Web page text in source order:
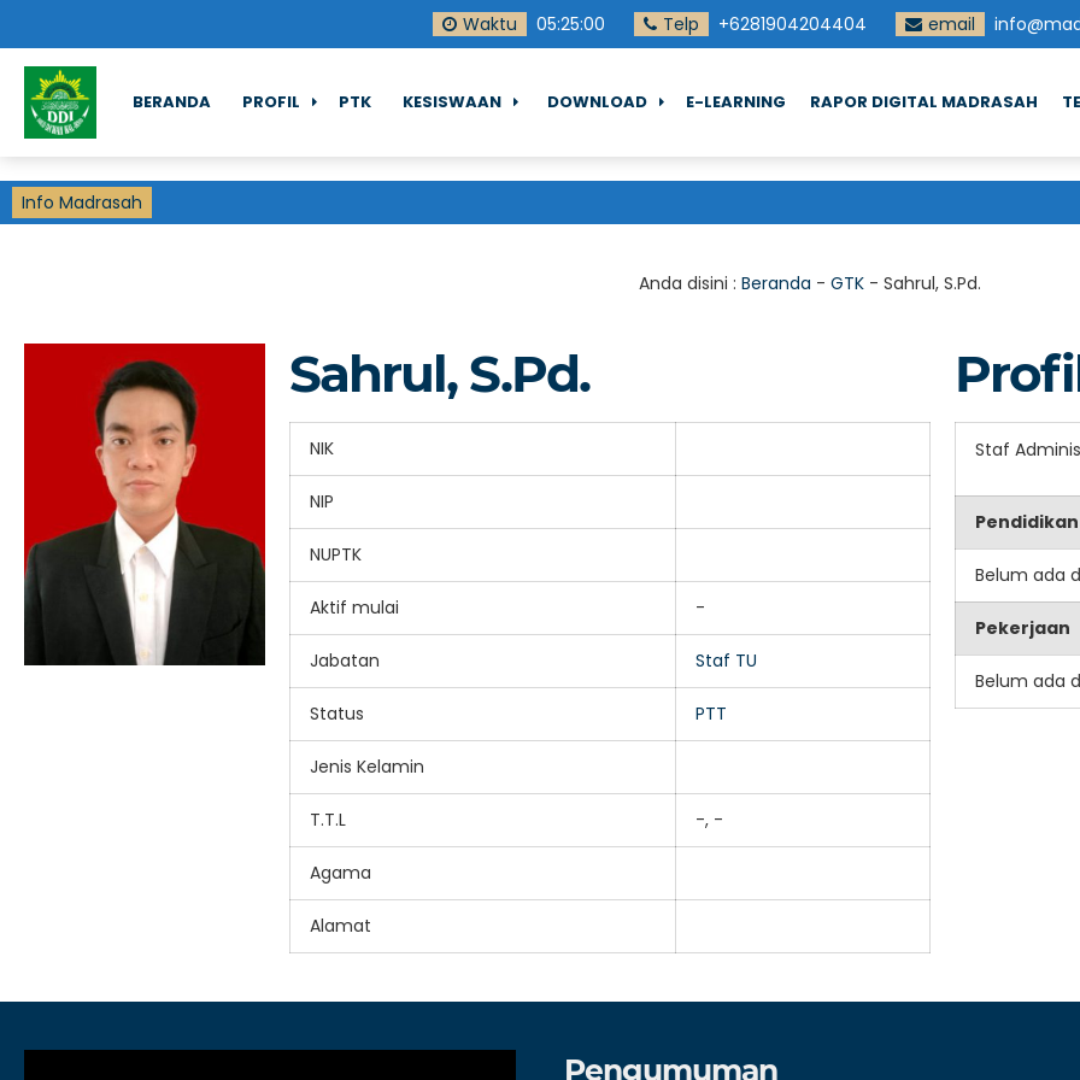
Waktu 05:25:01 Telp +6281904204404 email
BERANDA PROFIL PTK KESISWAAN DOWNLOAD E-LEARNING RAPOR DIGITAL MADRASAH
Info Madrasah
Anda disini : Beranda - GTK - Sahrul, S.Pd.
Sahrul, S.Pd.
NIK
NIP
NUPTK
Aktif mulai -
Jabatan Staf TU
Status PTT
Jenis Kelamin
T.T.L -, -
Agama
Alamat
Staf
Pendidikan
Belum ada
Pekerjaan
Belum ada
Pengumuman